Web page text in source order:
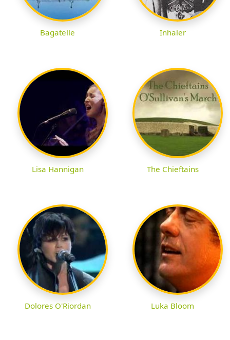
Bagatelle Inhaler
Lisa Hannigan The Chieftains
Dolores O'Riordan Luka Bloom